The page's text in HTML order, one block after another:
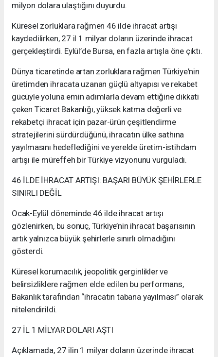
milyon dolara ulaştığını duyurdu.
Küresel zorluklara rağmen 46 ilde ihracat artışı
kaydedilirken, 27 il 1 milyar doların üzerinde ihracat
gerçekleştirdi. Eylül’de Bursa, en fazla artışla öne çıktı.
Dünya ticaretinde artan zorluklara rağmen Türkiye'nin
üretimden ihracata uzanan güçlü altyapısı ve rekabet
gücüyle yoluna emin adımlarla devam ettiğine dikkati
çeken Ticaret Bakanlığı, yüksek katma değerli ve
rekabetçi ihracat için pazar-ürün çeşitlendirme
stratejilerini sürdürdüğünü, ihracatın ülke sathına
yayılmasını hedeflediğini ve yerelde üretim-istihdam
artışı ile müreffeh bir Türkiye vizyonunu vurguladı.
46 İLDE İHRACAT ARTIŞI: BAŞARI BÜYÜK ŞEHİRLERLE
SINIRLI DEĞİL
Ocak-Eylül döneminde 46 ilde ihracat artışı
gözlenirken, bu sonuç, Türkiye’nin ihracat başarısının
artık yalnızca büyük şehirlerle sınırlı olmadığını
gösterdi.
Küresel korumacılık, jeopolitik gerginlikler ve
belirsizliklere rağmen elde edilen bu performans,
Bakanlık tarafından “ihracatın tabana yayılması” olarak
nitelendirildi.
27 İL 1 MİLYAR DOLARI AŞTI
Açıklamada, 27 ilin 1 milyar doların üzerinde ihracat